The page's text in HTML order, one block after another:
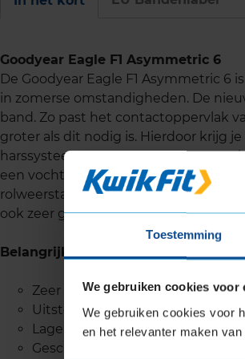
Toestemming
We gebruiken cookies voor
We gebruiken cookies voor
en het relevanter maken
Goodyear Eagle F1 Asymmetric 6
De Goodyear Eagle F1 Asymmetric
in zomerse omstandigheden. De
band. Zo past het contactoppervlak
groter als dit nodig is. Hierdoor krijg
harssysteem voor meer contact
een vochtige of natte weg. De
rolweerstand, waardoor het rolgeluid
ook zeer geschikt voor elektrische
Belangrijke eigenschappen
Zeer goede prestaties op droog
Uitstekende remweg op nat
Lage rolweerstand, stille band
Geschikt voor elektrische